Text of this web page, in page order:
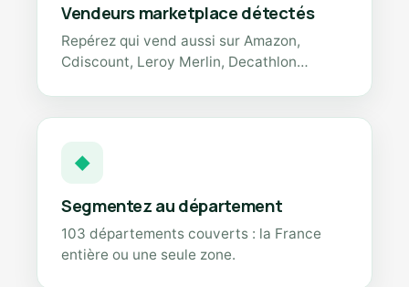
Vendeurs marketplace détectés
Repérez qui vend aussi sur Amazon,
Cdiscount, Leroy Merlin, Decathlon…
◆
Segmentez au département
103 départements couverts : la France
entière ou une seule zone.